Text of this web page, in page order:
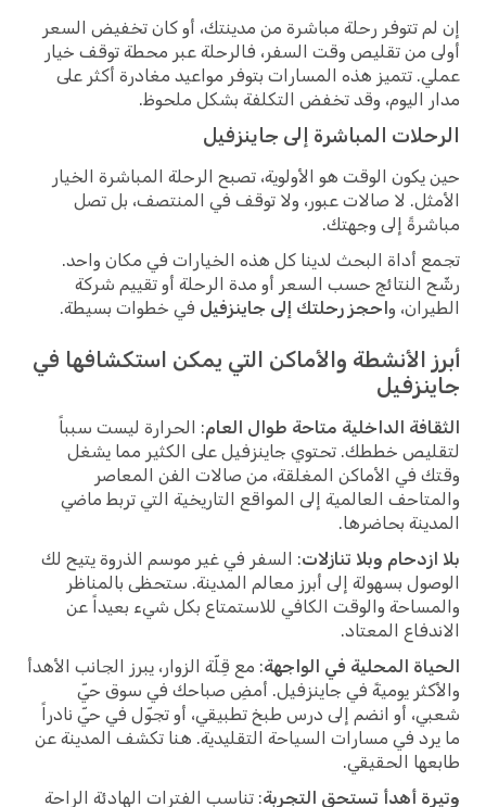
إن لم تتوفر رحلة مباشرة من مدينتك، أو كان تخفيض السعر
أولى من تقليص وقت السفر، فالرحلة عبر محطة توقف خيار
عملي. تتميز هذه المسارات بتوفر مواعيد مغادرة أكثر على
مدار اليوم، وقد تخفض التكلفة بشكل ملحوظ.
الرحلات المباشرة إلى جاينزفيل
حين يكون الوقت هو الأولوية، تصبح الرحلة المباشرة الخيار
الأمثل. لا صالات عبور، ولا توقف في المنتصف، بل تصل
مباشرةً إلى وجهتك.
تجمع أداة البحث لدينا كل هذه الخيارات في مكان واحد.
رشّح النتائج حسب السعر أو مدة الرحلة أو تقييم شركة
الطيران، واحجز رحلتك إلى جاينزفيل في خطوات بسيطة.
أبرز الأنشطة والأماكن التي يمكن استكشافها في
جاينزفيل
الثقافة الداخلية متاحة طوال العام: الحرارة ليست سبباً
لتقليص خططك. تحتوي جاينزفيل على الكثير مما يشغل
وقتك في الأماكن المغلقة، من صالات الفن المعاصر
والمتاحف العالمية إلى المواقع التاريخية التي تربط ماضي
المدينة بحاضرها.
بلا ازدحام وبلا تنازلات: السفر في غير موسم الذروة يتيح لك
الوصول بسهولة إلى أبرز معالم المدينة. ستحظى بالمناظر
والمساحة والوقت الكافي للاستمتاع بكل شيء بعيداً عن
الاندفاع المعتاد.
الحياة المحلية في الواجهة: مع قِلّة الزوار، يبرز الجانب الأهدأ
والأكثر يوميةً في جاينزفيل. أمضِ صباحك في سوق حيّ
شعبي، أو انضم إلى درس طبخ تطبيقي، أو تجوّل في حيّ نادراً
ما يرد في مسارات السياحة التقليدية. هنا تكشف المدينة عن
طابعها الحقيقي.
وتيرة أهدأ تستحق التجربة: تناسب الفترات الهادئة الراحة